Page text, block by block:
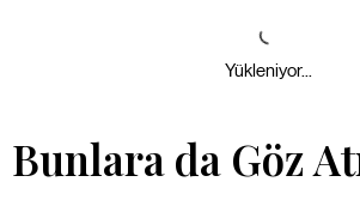
Yükleniyor...
Bunlara da Göz